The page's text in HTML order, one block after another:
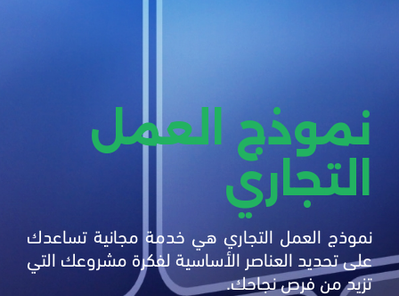
نموذج العمل
التجاري
نموذج العمل التجاري هي خدمة مجانية تساعدك
على تحديد العناصر الأساسية لفكرة مشروعك التي
تزيد من فرص نجاحك.